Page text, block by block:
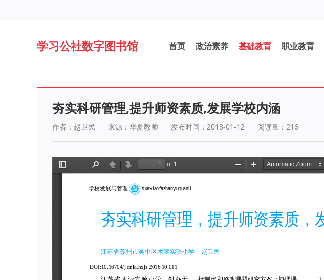
学习公社数字图书馆 首页 政治素养 基础教育 职业教育
夯实科研管理,提升师资素质,发展学校内涵
作者：赵卫民 来源：华夏教师 发布时间：2018-01-12 阅读量： 216